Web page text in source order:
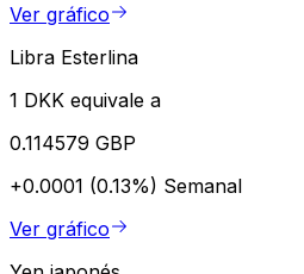
Ver gráfico
Libra Esterlina
1 DKK equivale a
0.114579 GBP
+0.0001 (0.13%) Semanal
Ver gráfico